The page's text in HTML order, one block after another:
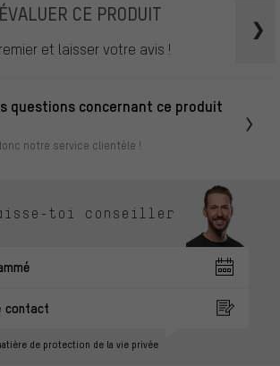
ÉVALUER CE PRODUIT
et laisser votre avis !
questions concernant ce produit
notre service clientèle !
toi conseiller
contact
de protection de la vie privée